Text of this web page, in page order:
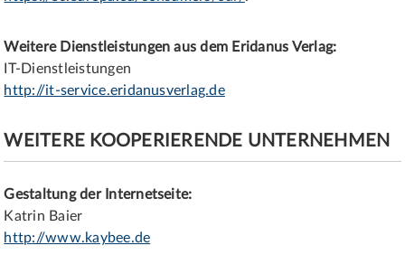
Weitere Dienstleistungen aus dem Eridanus Verlag:
IT-Dienstleistungen
http://it-service.eridanusverlag.de
WEITERE KOOPERIERENDE UNTERNEHMEN
Gestaltung der Internetseite:
Katrin Baier
http://www.kaybee.de